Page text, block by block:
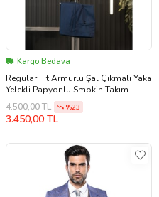
Kargo Bedava
Regular Fit Armürlü Şal Çıkmalı Yaka
Yelekli Papyonlu Smokin Takım
Elbise (Saks)
4.500,00 TL %23
3.450,00 TL